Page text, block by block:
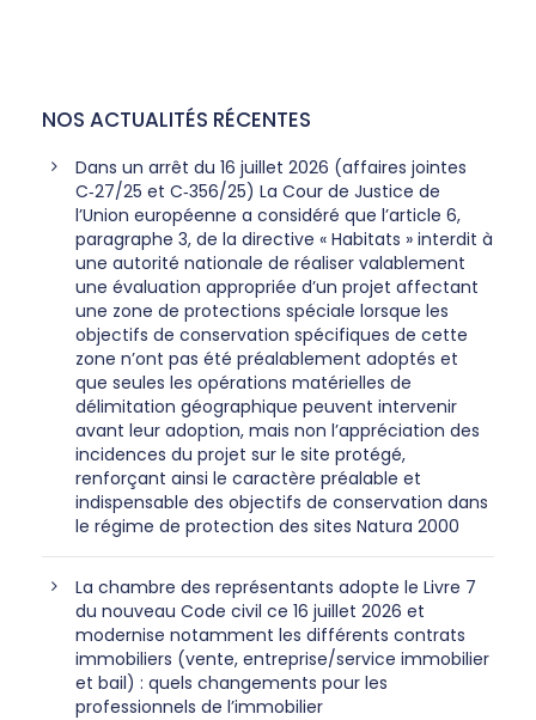
NOS ACTUALITÉS RÉCENTES
Dans un arrêt du 16 juillet 2026 (affaires jointes
C‑27/25 et C‑356/25) La Cour de Justice de
l’Union européenne a considéré que l’article 6,
paragraphe 3, de la directive « Habitats » interdit à
une autorité nationale de réaliser valablement
une évaluation appropriée d’un projet affectant
une zone de protections spéciale lorsque les
objectifs de conservation spécifiques de cette
zone n’ont pas été préalablement adoptés et
que seules les opérations matérielles de
délimitation géographique peuvent intervenir
avant leur adoption, mais non l’appréciation des
incidences du projet sur le site protégé,
renforçant ainsi le caractère préalable et
indispensable des objectifs de conservation dans
le régime de protection des sites Natura 2000
La chambre des représentants adopte le Livre 7
du nouveau Code civil ce 16 juillet 2026 et
modernise notamment les différents contrats
immobiliers (vente, entreprise/service immobilier
et bail) : quels changements pour les
professionnels de l’immobilier